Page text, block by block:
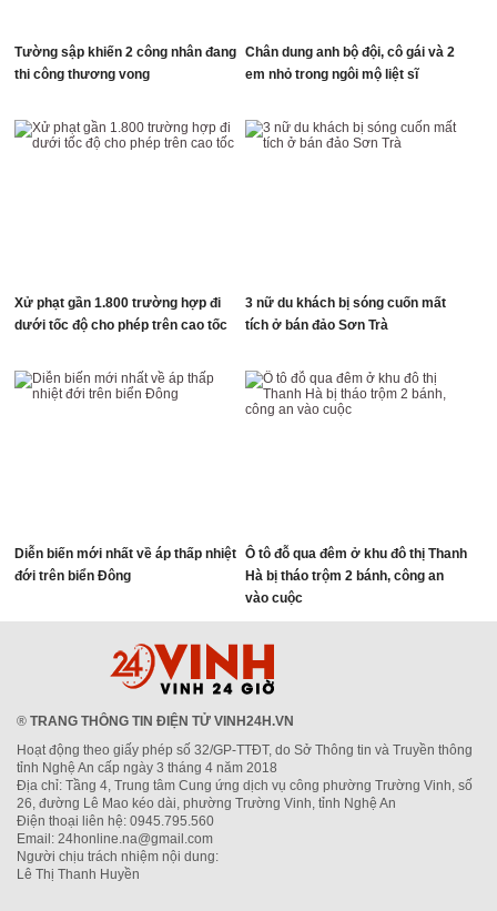
Tường sập khiến 2 công nhân đang
thi công thương vong
Chân dung anh bộ đội, cô gái và 2
em nhỏ trong ngôi mộ liệt sĩ
Xử phạt gần 1.800 trường hợp đi
dưới tốc độ cho phép trên cao tốc
3 nữ du khách bị sóng cuốn mất
tích ở bán đảo Sơn Trà
Diễn biến mới nhất về áp thấp nhiệt
đới trên biển Đông
Ô tô đỗ qua đêm ở khu đô thị Thanh
Hà bị tháo trộm 2 bánh, công an
vào cuộc
® TRANG THÔNG TIN ĐIỆN TỬ VINH24H.VN
Hoạt động theo giấy phép số 32/GP-TTĐT, do Sở Thông tin và Truyền thông
tỉnh Nghệ An cấp ngày 3 tháng 4 năm 2018
Địa chỉ: Tầng 4, Trung tâm Cung ứng dịch vụ công phường Trường Vinh, số
26, đường Lê Mao kéo dài, phường Trường Vinh, tỉnh Nghệ An
Điện thoại liên hệ: 0945.795.560
Email: 24honline.na@gmail.com
Người chịu trách nhiệm nội dung:
Lê Thị Thanh Huyền